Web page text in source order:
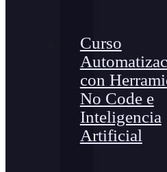
Curso
con
No Code e
Inteligencia
Artificial